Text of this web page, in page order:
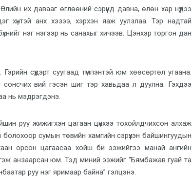
их давааг өглөөний сэрүүнд давна, өлөн хар нүдээ
хүнтэй анх хэзээ, хэрхэн яаж уулзлаа. Тэр надтай
нэг нэгээр нь санахыг хичээв. Цэнхэр торгон дан
сүүдэрт суугаад түмпэнтэй юм хөөсөртөл угаана.
вий гэсэн шиг тэр хавьдаа л дуулна. Гэхдээ
нь мэдрэгдэнэ.
руу жижигхэн цагаан цүнхээ тохойлдчихсон алхаж
сумын төвийн хамгийн сэрүүхэн байшингуудын
орсон цагаасаа хойш би ээжийгээ манай ангийн
гэж анзаарсан юм. Тэд миний ээжийг “Бямбажав гуай та
руу нэг яримаар байна” гэлцэнэ.